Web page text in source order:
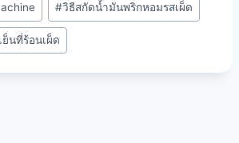
#วิธีสกัดน้ำมันพริกหอมรสเผ็ด
นที่ร้อนเผ็ด